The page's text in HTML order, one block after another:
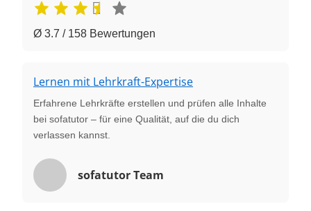
Ø 3.7 / 158 Bewertungen
Lernen mit Lehrkraft-Expertise
Erfahrene Lehrkräfte erstellen und prüfen alle Inhalte
bei sofatutor – für eine Qualität, auf die du dich
verlassen kannst.
sofatutor Team